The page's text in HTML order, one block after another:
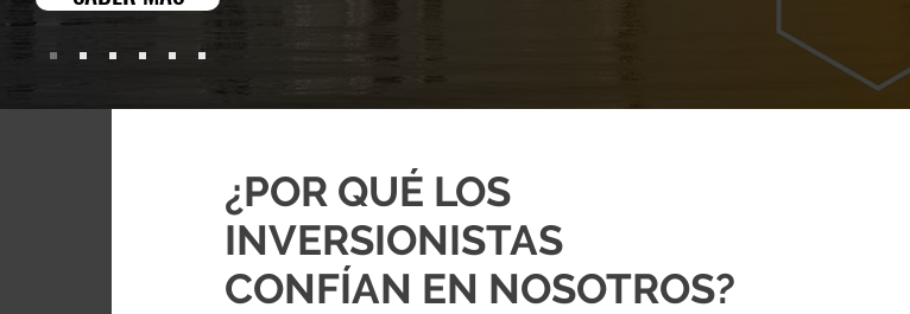
¿POR QUÉ LOS
INVERSIONISTAS
CONFÍAN EN NOSOTROS?